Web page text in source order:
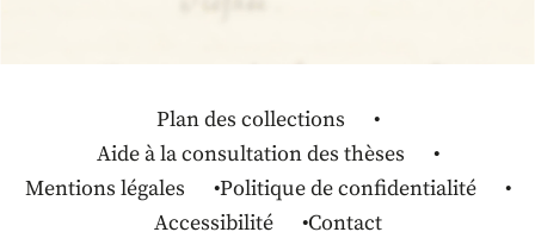
Plan des collections
Aide à la consultation des thèses
Mentions légales
Politique de confidentialité
Accessibilité
Contact